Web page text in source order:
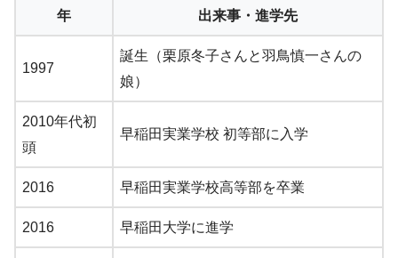
年 出来事・進学先
1997
誕生（栗原冬子さんと羽鳥慎一さんの
娘）
2010年代初
頭
早稲田実業学校 初等部に入学
2016 早稲田実業学校高等部を卒業
2016 早稲田大学に進学